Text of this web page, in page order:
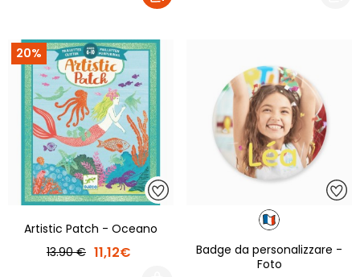
20%
Artistic Patch - Oceano
13.90 € 11,12€
Badge da personalizzare -
Foto